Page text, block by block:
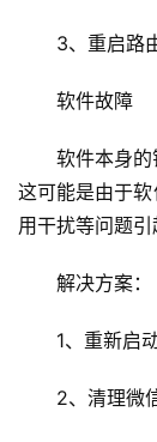
3、重启路
软件故障
软件本身的
这可能是由于
用干扰等问题引
解决方案：
1、重新启
2、清理微